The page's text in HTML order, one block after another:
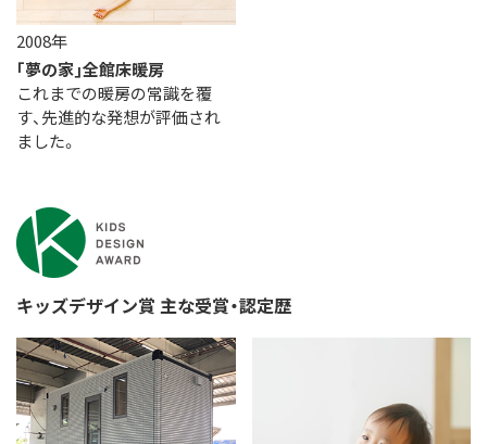
2008年
｢夢の家｣全館床暖房
これまでの暖房の常識を覆
す、先進的な発想が評価され
ました。
キッズデザイン賞 主な受賞・認定歴